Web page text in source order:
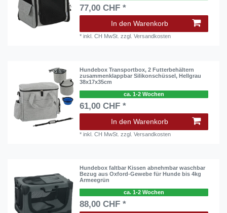
77,00 CHF *
In den Warenkorb
*inkl. CH MwSt. zzgl.Versandkosten
Hundebox Transportbox, 2 Futterbehältern
zusammenklappbar Silikonschüssel, Hellgrau
38x17x35cm
ca. 1-2 Wochen
61,00 CHF *
In den Warenkorb
*inkl. CH MwSt. zzgl.Versandkosten
Hundebox faltbar Kissen abnehmbar waschbar
Bezug aus Oxford-Gewebe für Hunde bis 4kg
Armeegrün
ca. 1-2 Wochen
88,00 CHF *